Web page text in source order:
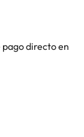
directo en